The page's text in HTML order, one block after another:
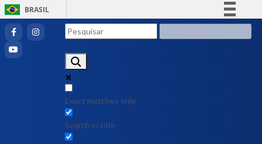
BRASIL
Exact matches only
Search in title